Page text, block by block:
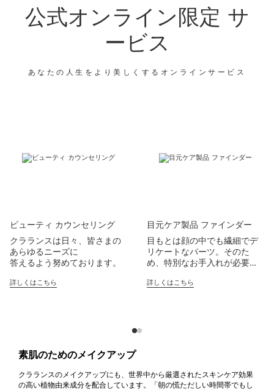
公式オンライン限定 サ
ービス
あなたの人生をより美しくするオンラインサービス
ビューティ カウンセリング
クラランスは日々、皆さまの
あらゆるニーズに​
答えるよう努めております。​
にカスタマイズした​
詳しくはこちら
目元ケア製品 ファインダー​
目もとは顔の中でも繊細でデ
リケートなパーツ。そのた
め、特別なお手入れが必要で
もと用美容液を見つけましょ
詳しくはこちら
素肌のためのメイクアップ
クラランスのメイクアップにも、世界中から厳選されたスキンケア効果
の高い植物由来成分を配合しています。「朝の慌ただしい時間帯でもし